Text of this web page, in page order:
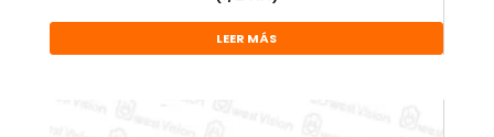
LEER MÁS